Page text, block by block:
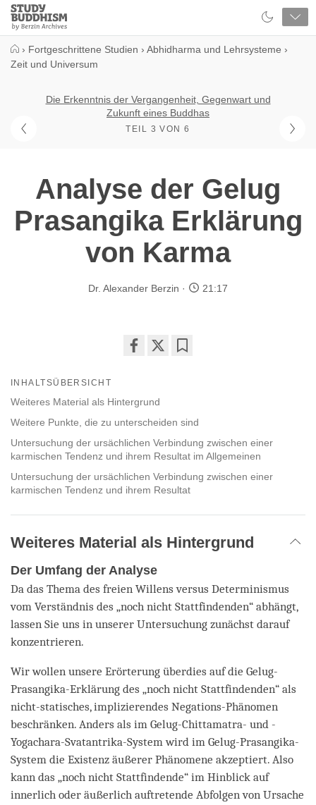
Close
Study
Buddhism
› Fortgeschrittene Studien › Abhidharma und Lehrsysteme ›
Zeit und Universum
Die Erkenntnis der Vergangenheit, Gegenwart und
Zukunft eines Buddhas
TEIL 3 VON 6
Analyse der Gelug
Prasangika Erklärung
von Karma
Dr. Alexander Berzin 21:17
facebook
INHALTSÜBERSICHT
Weiteres Material als Hintergrund
Weitere Punkte, die zu unterscheiden sind
Untersuchung der ursächlichen Verbindung zwischen einer
karmischen Tendenz und ihrem Resultat im Allgemeinen
Untersuchung der ursächlichen Verbindung zwischen einer
karmischen Tendenz und ihrem Resultat
Weiteres Material als Hintergrund
Der Umfang der Analyse
Da das Thema des freien Willens versus Determinismus
vom Verständnis des „noch nicht Stattfindenden“ abhängt,
lassen Sie uns in unserer Untersuchung zunächst darauf
konzentrieren.
Wir wollen unsere Erörterung überdies auf die Gelug-
Prasangika-Erklärung des „noch nicht Stattfindenden“ als
nicht-statisches, implizierendes Negations-Phänomen
beschränken. Anders als im Gelug-Chittamatra- und -
Yogachara-Svatantrika-System wird im Gelug-Prasangika-
System die Existenz äußerer Phänomene akzeptiert. Also
kann das „noch nicht Stattfindende“ im Hinblick auf
innerlich oder äußerlich auftretende Abfolgen von Ursache